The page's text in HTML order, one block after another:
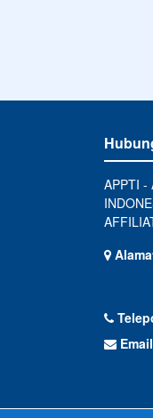
APPTI -
Email